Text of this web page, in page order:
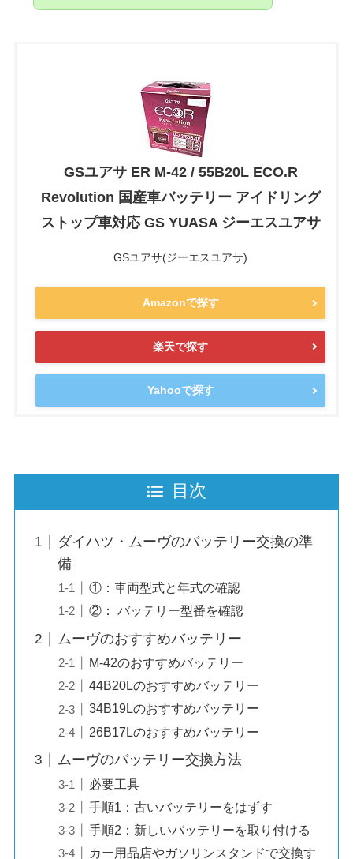
GSユアサ ER M-42 / 55B20L ECO.R
Revolution 国産車バッテリー アイドリング
ストップ車対応 GS YUASA ジーエスユアサ
GSユアサ(ジーエスユアサ)
Amazonで探す
楽天で探す
Yahooで探す
目次
ダイハツ・ムーヴのバッテリー交換の準
備
①：車両型式と年式の確認
②： バッテリー型番を確認
ムーヴのおすすめバッテリー
M-42のおすすめバッテリー
44B20Lのおすすめバッテリー
34B19Lのおすすめバッテリー
26B17Lのおすすめバッテリー
ムーヴのバッテリー交換方法
必要工具
手順1：古いバッテリーをはずす
手順2：新しいバッテリーを取り付ける
カー用品店やガソリンスタンドで交換す